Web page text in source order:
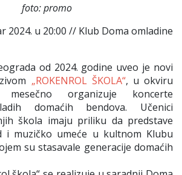
foto: promo
2024. u 20:00 // Klub Doma omladine
od 2024. godine uveo je novi
„ROKENROL ŠKOLA“, u okviru
organizuje koncerte
domaćih bendova. Učenici
škola imaju priliku da predstave
i muzičko umeće u kultnom Klubu
su stasavale generacije domaćih